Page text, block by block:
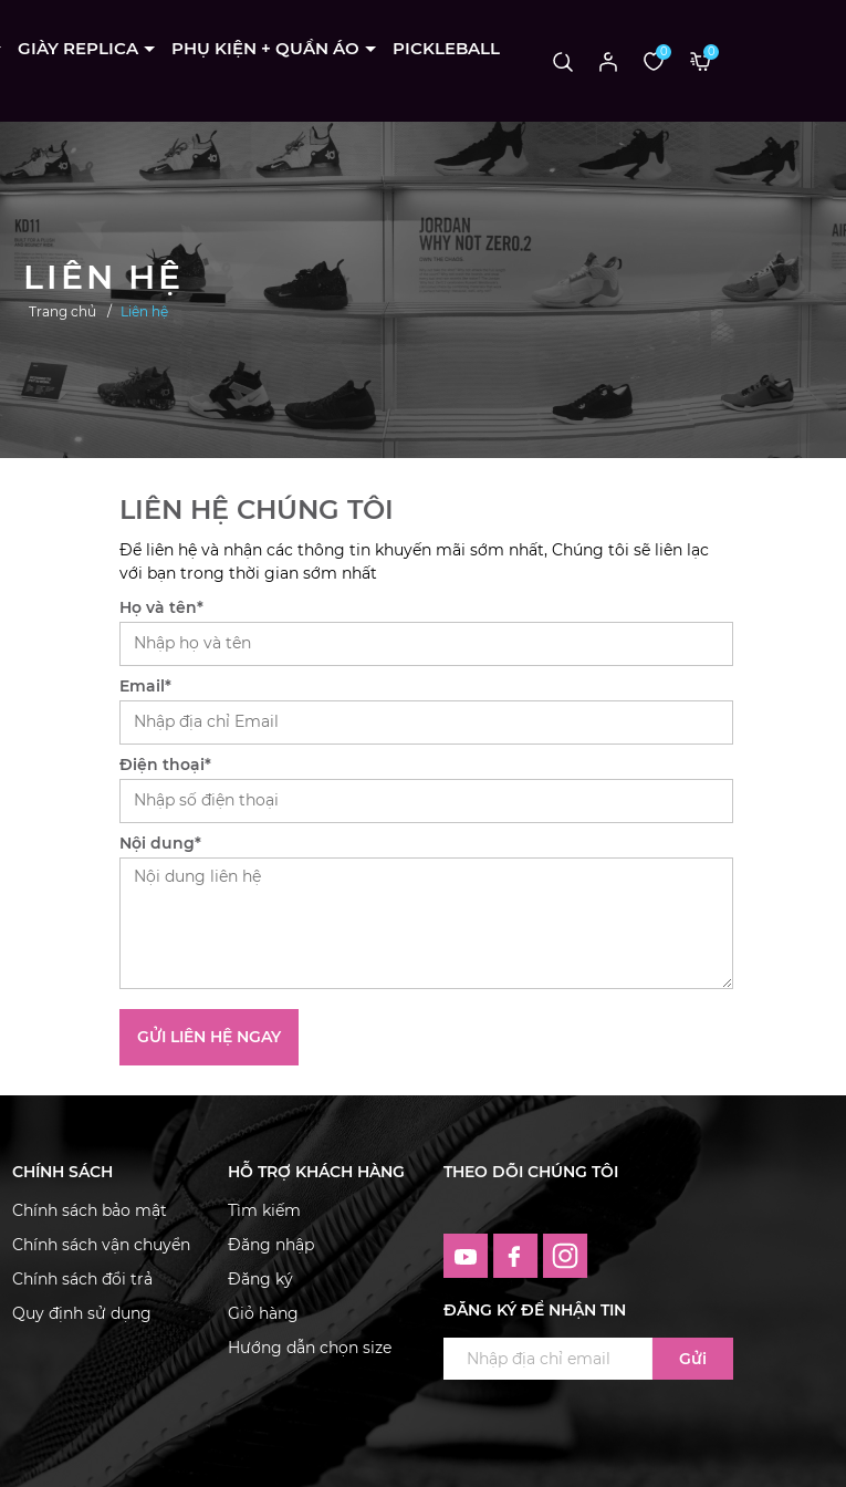
GIÀY REPLICA PHỤ KIỆN + QUẦN ÁO
PICKLEBALL
0 0
LIÊN HỆ
Trang chủ Liên hệ
LIÊN HỆ CHÚNG TÔI
Để liên hệ và nhận các thông tin khuyến mãi sớm nhất, Chúng tôi sẽ liên lạc
với bạn trong thời gian sớm nhất
Họ và tên*
Email*
Điện thoại*
Nội dung*
GỬI LIÊN HỆ NGAY
CHÍNH SÁCH
Chính sách bảo mật
Chính sách vận chuyển
Chính sách đổi trả
Quy định sử dụng
HỖ TRỢ KHÁCH HÀNG
Tìm kiếm
Đăng nhập
Đăng ký
Giỏ hàng
Hướng dẫn chọn size
THEO DÕI CHÚNG TÔI
ĐĂNG KÝ ĐỂ NHẬN TIN
Gửi